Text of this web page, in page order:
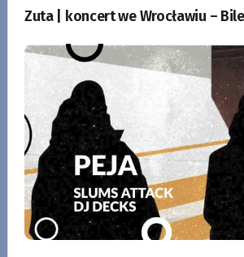
Zuta | koncert we Wrocławiu –